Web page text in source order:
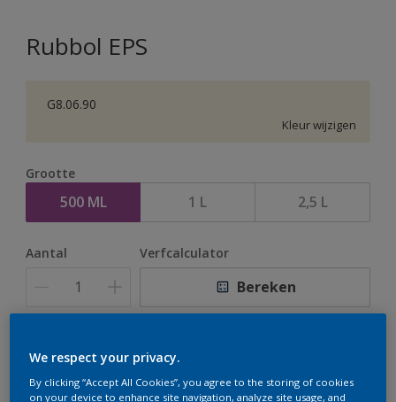
Rubbol EPS
G8.06.90
Kleur wijzigen
Grootte
500 ML 1 L 2,5 L
Aantal Verfcalculator
Bereken
Op dit moment is het niet mogelijk dit product online
te bestellen. Houd de website in de gaten, we werken
er hard aan om de voorraad aan te vullen.
We respect your privacy.
By clicking “Accept All Cookies”, you agree to the storing of cookies
on your device to enhance site navigation, analyze site usage, and